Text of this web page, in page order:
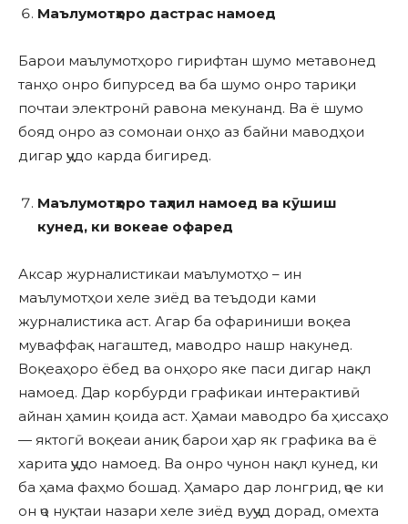
Маълумотҳоро дастрас намоед
Барои маълумотҳоро гирифтан шумо метавонед
танҳо онро бипурсед ва ба шумо онро тариқи
почтаи электронӣ равона мекунанд. Ва ё шумо
бояд онро аз сомонаи онҳо аз байни маводҳои
дигар ҷудо карда бигиред.
Маълумотҳоро таҳлил намоед ва кӯшиш
кунед, ки вокеае офаред
Аксар журналистикаи маълумотҳо – ин
маълумотҳои хеле зиёд ва теъдоди ками
журналистика аст. Агар ба офариниши воқеа
муваффақ нагаштед, маводро нашр накунед.
Воқеаҳоро ёбед ва онҳоро яке паси дигар нақл
намоед. Дар корбурди графикаи интерактивӣ
айнан ҳамин қоида аст. Ҳамаи маводро ба ҳиссаҳо
— яктогӣ воқеаи аниқ барои ҳар як графика ва ё
харита ҷудо намоед. Ва онро чунон нақл кунед, ки
ба ҳама фаҳмо бошад. Ҳамаро дар лонгрид, ҷое ки
он ҷо нуқтаи назари хеле зиёд вуҷуд дорад, омехта